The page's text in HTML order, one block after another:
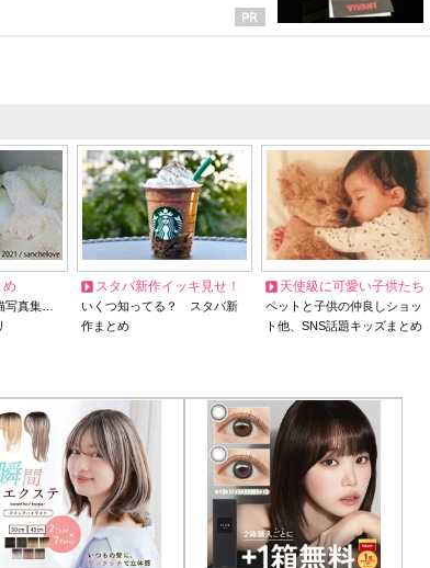
め
写真集…
スタバ新作イッキ見せ！
いくつ知ってる？ スタバ新
作まとめ
天使級に可愛い子供たち
ペットと子供の仲良しショッ
ト他、SNS話題キッズまとめ